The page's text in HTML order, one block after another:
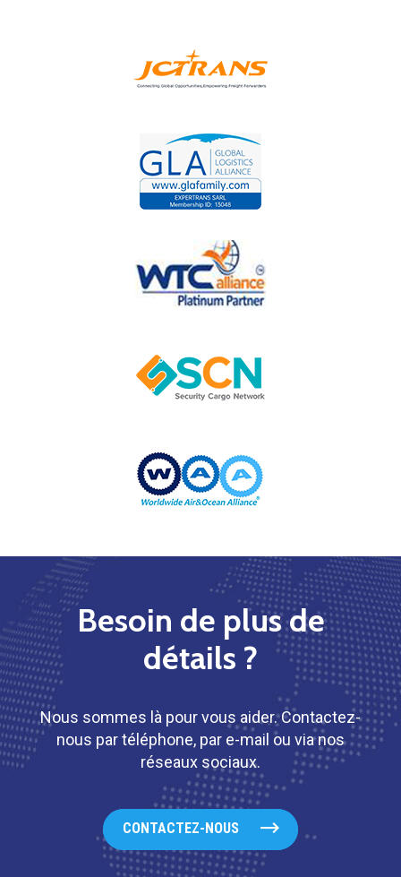
Besoin de plus de
détails ?
Nous sommes là pour vous aider. Contactez-
nous par téléphone, par e-mail ou via nos
réseaux sociaux.
CONTACTEZ-NOUS